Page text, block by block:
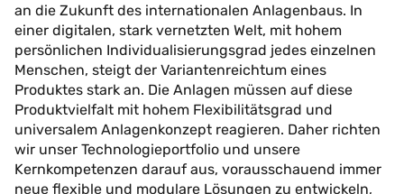
an die Zukunft des internationalen Anlagenbaus. In
einer digitalen, stark vernetzten Welt, mit hohem
persönlichen Individualisierungsgrad jedes einzelnen
Menschen, steigt der Variantenreichtum eines
Produktes stark an. Die Anlagen müssen auf diese
Produktvielfalt mit hohem Flexibilitätsgrad und
universalem Anlagenkonzept reagieren. Daher richten
wir unser Technologieportfolio und unsere
Kernkompetenzen darauf aus, vorausschauend immer
neue flexible und modulare Lösungen zu entwickeln,